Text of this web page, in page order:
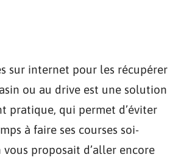
sur internet pour les récupérer
ou au drive est une solution
pratique, qui permet d’éviter
à faire ses courses soi-
vous proposait d’aller encore